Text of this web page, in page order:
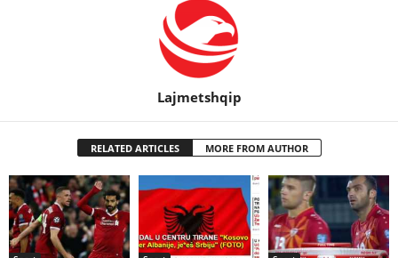
Lajmetshqip
RELATED ARTICLES MORE FROM AUTHOR